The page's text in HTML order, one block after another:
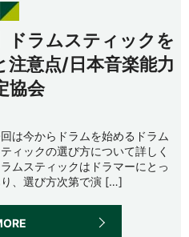
ドラムスティックを
意点/日本音楽能力
協会
は今からドラムを始めるドラム
ィックの選び方について詳しく
ムスティックはドラマーにとっ
、選び方次第で演 […]